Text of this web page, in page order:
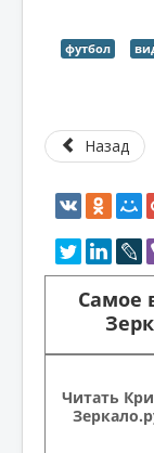
футбол
Назад
Самое
Читать